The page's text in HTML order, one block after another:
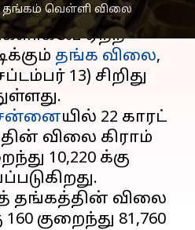
தங்கம் வெள்ளி விலை
ஏற்ற
தங்க விலை,
13) சிறிது
யில் 22 காரட்
விலை கிராம்
₹10,220 க்கு
தங்கத்தின் விலை
குறைந்து ₹81,760